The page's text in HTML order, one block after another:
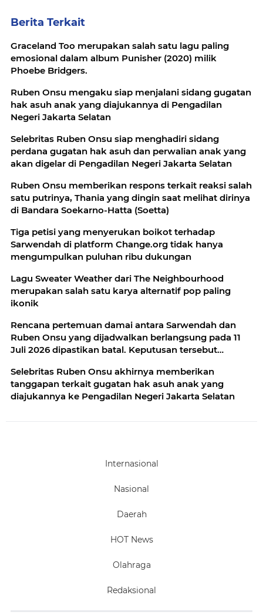
Berita Terkait
Graceland Too merupakan salah satu lagu paling
emosional dalam album Punisher (2020) milik
Phoebe Bridgers.
Ruben Onsu mengaku siap menjalani sidang gugatan
hak asuh anak yang diajukannya di Pengadilan
Negeri Jakarta Selatan
Selebritas Ruben Onsu siap menghadiri sidang
perdana gugatan hak asuh dan perwalian anak yang
akan digelar di Pengadilan Negeri Jakarta Selatan
Ruben Onsu memberikan respons terkait reaksi salah
satu putrinya, Thania yang dingin saat melihat dirinya
di Bandara Soekarno-Hatta (Soetta)
Tiga petisi yang menyerukan boikot terhadap
Sarwendah di platform Change.org tidak hanya
mengumpulkan puluhan ribu dukungan
Lagu Sweater Weather dari The Neighbourhood
merupakan salah satu karya alternatif pop paling
ikonik
Rencana pertemuan damai antara Sarwendah dan
Ruben Onsu yang dijadwalkan berlangsung pada 11
Juli 2026 dipastikan batal. Keputusan tersebut
Selebritas Ruben Onsu akhirnya memberikan
tanggapan terkait gugatan hak asuh anak yang
diajukannya ke Pengadilan Negeri Jakarta Selatan
Internasional
Nasional
Daerah
HOT News
Olahraga
Redaksional